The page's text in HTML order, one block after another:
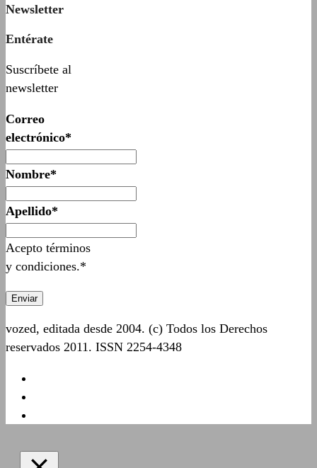
Newsletter
Entérate
Suscríbete al
newsletter
Correo
electrónico*
Nombre*
Apellido*
Acepto términos
y condiciones.*
vozed, editada desde 2004. (c) Todos los Derechos
reservados 2011. ISSN 2254-4348